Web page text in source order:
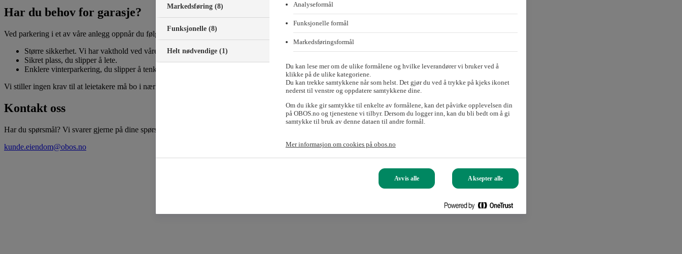
Har du behov for garasje?
Ved parkering i et av våre anlegg oppnår du følgende fordeler sammenlignet med parkering ute:
Større sikkerhet. Vi har vakthold ved våre anlegg.
Sikret plass, du slipper å lete.
Enklere vinterparkering, du slipper å tenke på snøbrøyting.
Vi stiller ingen krav til at leietakere må bo i nærliggende borettslag. Du kan leie så mange plasser du ønsker, slik at du også får en trygg plass for bil nummer to.
Kontakt oss
Har du spørsmål? Vi svarer gjerne på dine spørsmål!
kunde.eiendom@obos.no
Markedsføring (8)
Funksjonelle (8)
Helt nødvendige (1)
Analyseformål
Funksjonelle formål
Markedsføringsformål
Du kan lese mer om de ulike formålene og hvilke leverandører vi bruker ved å
klikke på de ulike kategoriene.
Du kan trekke samtykkene når som helst. Det gjør du ved å trykke på kjeks ikonet
nederst til venstre og oppdatere samtykkene dine.
Om du ikke gir samtykke til enkelte av formålene, kan det påvirke opplevelsen din
på OBOS.no og tjenestene vi tilbyr. Dersom du logger inn, kan du bli bedt om å gi
samtykke til bruk av denne dataen til andre formål.
Mer informasjon om cookies på obos.no
Avvis alle Aksepter alle